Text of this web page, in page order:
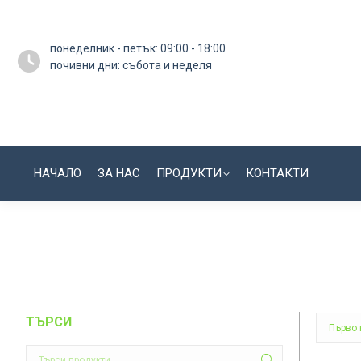
понеделник - петък: 09:00 - 18:00
почивни дни: събота и неделя
НАЧАЛО ЗА НАС ПРОДУКТИ КОНТАКТИ
ТЪРСИ